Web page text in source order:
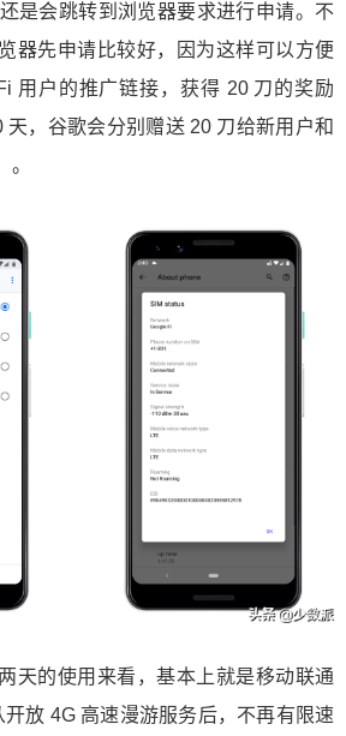
是会跳转到浏览器要求进行申请。不
器先申请比较好，因为这样可以方便
用户的推广链接，获得 20 刀的奖励
天，谷歌会分别赠送 20 刀给新用户和
天的使用来看，基本上就是移动联通
放 4G 高速漫游服务后，不再有限速